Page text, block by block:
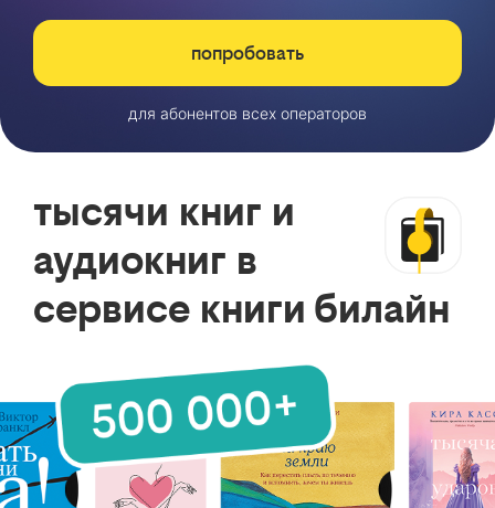
попробовать
для абонентов всех операторов
тысячи книг и
аудиокниг в
сервисе книги билайн